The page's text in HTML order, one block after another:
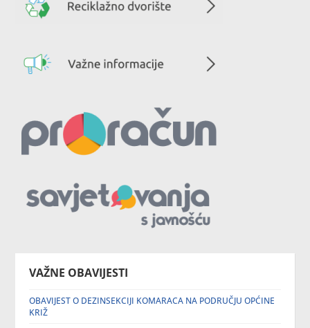
VAŽNE OBAVIJESTI
OBAVIJEST O DEZINSEKCIJI KOMARACA NA PODRUČJU OPĆINE
KRIŽ